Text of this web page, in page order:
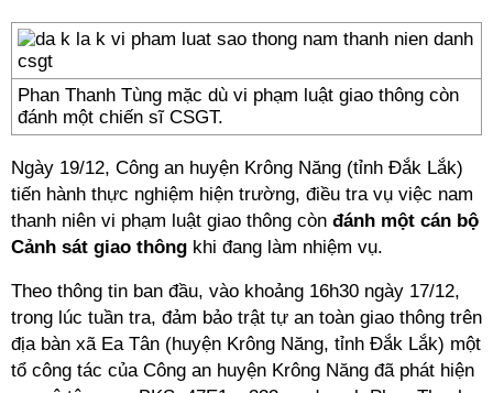
Phan Thanh Tùng mặc dù vi phạm luật giao thông còn
đánh một chiến sĩ CSGT.
Ngày 19/12, Công an huyện Krông Năng (tỉnh Đắk Lắk)
tiến hành thực nghiệm hiện trường, điều tra vụ việc nam
thanh niên vi phạm luật giao thông còn đánh một cán bộ
Cảnh sát giao thông khi đang làm nhiệm vụ.
Theo thông tin ban đầu, vào khoảng 16h30 ngày 17/12,
trong lúc tuần tra, đảm bảo trật tự an toàn giao thông trên
địa bàn xã Ea Tân (huyện Krông Năng, tỉnh Đắk Lắk) một
tổ công tác của Công an huyện Krông Năng đã phát hiện